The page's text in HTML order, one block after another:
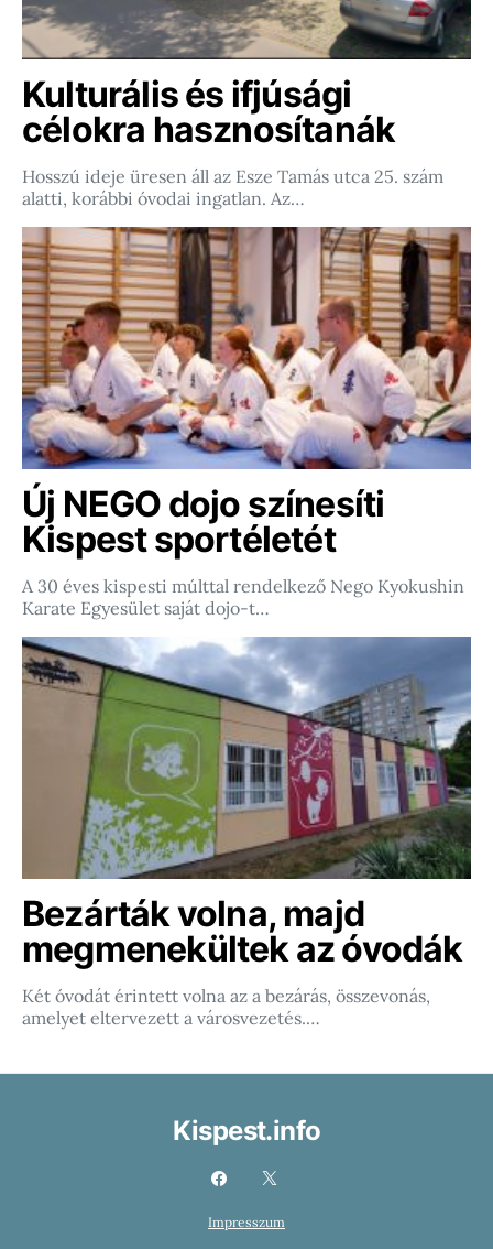
Kulturális és ifjúsági
célokra hasznosítanák
Hosszú ideje üresen áll az Esze Tamás utca 25. szám
alatti, korábbi óvodai ingatlan. Az…
Új NEGO dojo színesíti
Kispest sportéletét
A 30 éves kispesti múlttal rendelkező Nego Kyokushin
Karate Egyesület saját dojo-t…
Bezárták volna, majd
megmenekültek az óvodák
Két óvodát érintett volna az a bezárás, összevonás,
amelyet eltervezett a városvezetés.…
Kispest.info
Impresszum